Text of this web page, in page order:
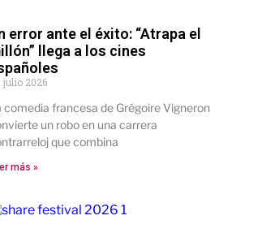
error ante el éxito: “Atrapa el
llega a los cines
julio 2026
comedia francesa de Grégoire Vigneron
un robo en una carrera
que combina
más »